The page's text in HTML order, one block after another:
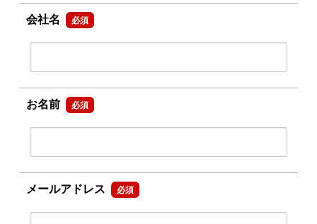
会社名 必須
お名前 必須
メールアドレス 必須